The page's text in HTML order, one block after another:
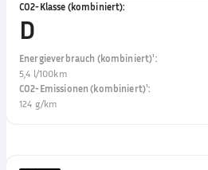
CO2-Klasse (kombiniert):
D
Energieverbrauch (kombiniert)¹:
5,4 l/100km
CO2-Emissionen (kombiniert)¹:
124 g/km